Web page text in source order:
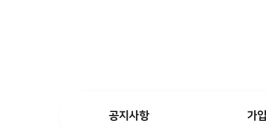
공지사항 가